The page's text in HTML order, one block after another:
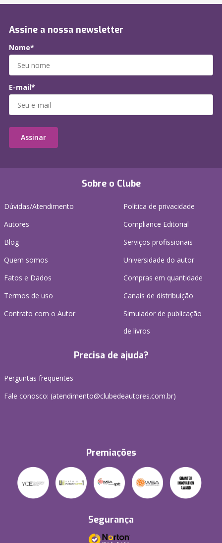
Sobre o Clube
Dúvidas/Atendimento
Autores
Blog
Quem somos
Fatos e Dados
Termos de uso
Contrato com o Autor
Política de privacidade
Compliance Editorial
Serviços profissionais
Universidade do autor
Compras em quantidade
Canais de distribuição
Simulador de publicação
de livros
Precisa de ajuda?
Perguntas frequentes
Fale conosco: (atendimento@clubedeautores.com.br)
Premiações
Segurança
Assine a nossa newsletter
Nome*
E-mail*
Assinar